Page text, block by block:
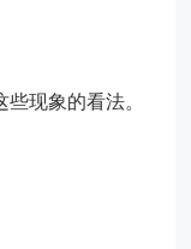
现象的看法。